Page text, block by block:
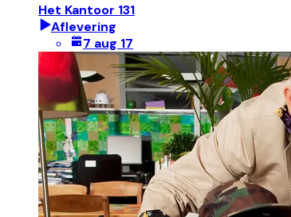
Het Kantoor 131
Aflevering
7 aug 17